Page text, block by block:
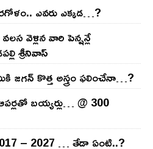
ఎవ‌రు ఎక్క‌డ‌…?
వెళ్లిన వారి పెన్ష‌న్లే
శ్రీనివాస్
కొత్త అస్త్రం ఫ‌లించేనా…?
బ‌య్య‌ర్లు… @ 300
– 2027 … తేడా ఏంటి..?